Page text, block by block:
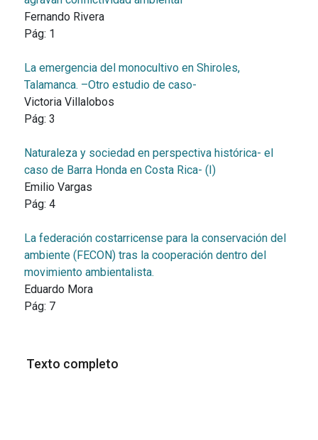
Fernando Rivera
Pág: 1
La emergencia del monocultivo en Shiroles,
Talamanca. –Otro estudio de caso-
Victoria Villalobos
Pág: 3
Naturaleza y sociedad en perspectiva histórica- el
caso de Barra Honda en Costa Rica- (I)
Emilio Vargas
Pág: 4
La federación costarricense para la conservación del
ambiente (FECON) tras la cooperación dentro del
movimiento ambientalista.
Eduardo Mora
Pág: 7
Texto completo